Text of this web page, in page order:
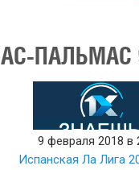
ПАЛЬМАС
9 февраля 2018 в
Испанская Ла Лига